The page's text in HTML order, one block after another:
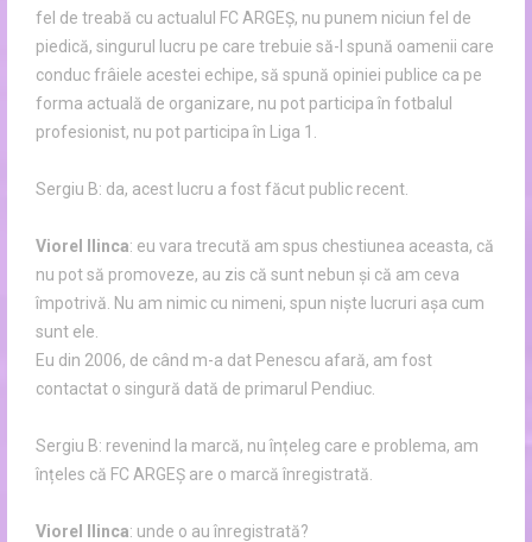
fel de treabă cu actualul FC ARGEȘ, nu punem niciun fel de
piedică, singurul lucru pe care trebuie să-l spună oamenii care
conduc frâiele acestei echipe, să spună opiniei publice ca pe
forma actuală de organizare, nu pot participa în fotbalul
profesionist, nu pot participa în Liga 1.
Sergiu B: da, acest lucru a fost făcut public recent.
Viorel Ilinca: eu vara trecută am spus chestiunea aceasta, că
nu pot să promoveze, au zis că sunt nebun și că am ceva
împotrivă. Nu am nimic cu nimeni, spun niște lucruri așa cum
sunt ele.
Eu din 2006, de când m-a dat Penescu afară, am fost
contactat o singură dată de primarul Pendiuc.
Sergiu B: revenind la marcă, nu înțeleg care e problema, am
înțeles că FC ARGEȘ are o marcă înregistrată.
Viorel Ilinca: unde o au înregistrată?